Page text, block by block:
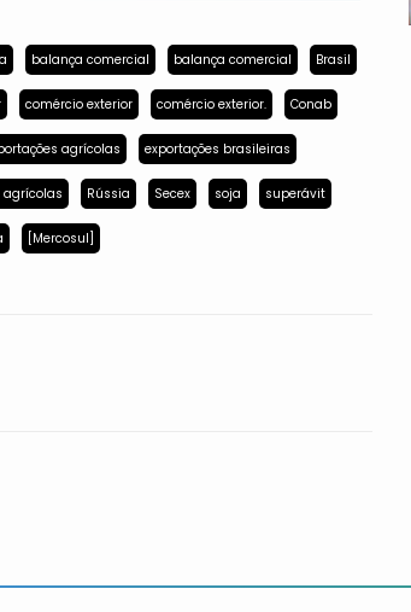
balança comercial balança comercial Brasil
comércio exterior comércio exterior. Conab
agrícolas exportações brasileiras
agrícolas Rússia Secex soja superávit
[Mercosul]